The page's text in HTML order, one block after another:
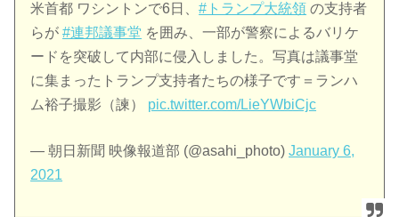
米首都 ワシントンで6日、#トランプ大統領 の支持者
らが#連邦議事堂 を囲み、一部が警察によるバリケ
ードを突破して内部に侵入しました。写真は議事堂
に集まったトランプ支持者たちの様子です＝ランハ
ム裕子撮影（諫） pic.twitter.com/LieYWbiCjc
— 朝日新聞 映像報道部 (@asahi_photo)January 6,
2021